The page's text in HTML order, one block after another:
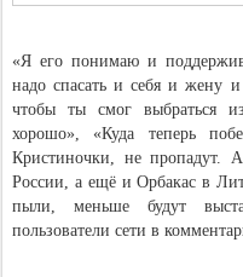
«Я его понимаю и
надо спасать и себя и жену
чтобы ты смог выбраться
хорошо», «Куда теперь
Кристиночки, не
России, а ещё и Орбакас в
пыли, меньше будут
пользователи сети в